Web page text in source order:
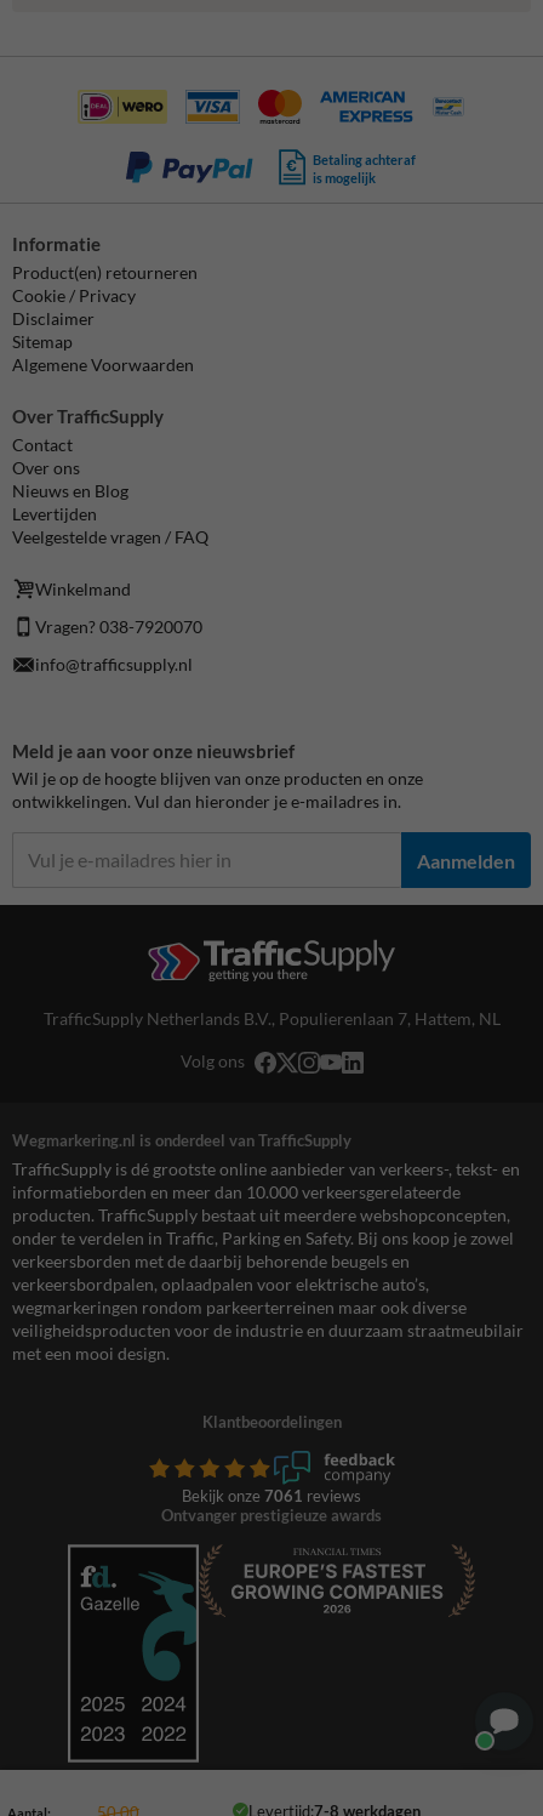
Aantal: 50,00 Levertijd:7-8 werkdagen
Betaling achteraf
is mogelijk
Informatie
Product(en) retourneren
Cookie / Privacy
Disclaimer
Sitemap
Algemene Voorwaarden
Over TrafficSupply
Contact
Over ons
Nieuws en Blog
Levertijden
Veelgestelde vragen / FAQ
Winkelmand
Vragen? 038-7920070
info@trafficsupply.nl
Meld je aan voor onze nieuwsbrief
Wil je op de hoogte blijven van onze producten en onze
ontwikkelingen. Vul dan hieronder je e-mailadres in.
Aanmelden
TrafficSupply Netherlands B.V., Populierenlaan 7, Hattem, NL
Volg ons
Wegmarkering.nl is onderdeel van TrafficSupply
TrafficSupply is dé grootste online aanbieder van verkeers-, tekst- en
informatieborden en meer dan 10.000 verkeersgerelateerde
producten. TrafficSupply bestaat uit meerdere webshopconcepten,
onder te verdelen in Traffic, Parking en Safety. Bij ons koop je zowel
verkeersborden met de daarbij behorende beugels en
verkeersbordpalen, oplaadpalen voor elektrische auto’s,
wegmarkeringen rondom parkeerterreinen maar ook diverse
veiligheidsproducten voor de industrie en duurzaam straatmeubilair
met een mooi design.
Klantbeoordelingen
Bekijk onze 7061 reviews
Ontvanger prestigieuze awards